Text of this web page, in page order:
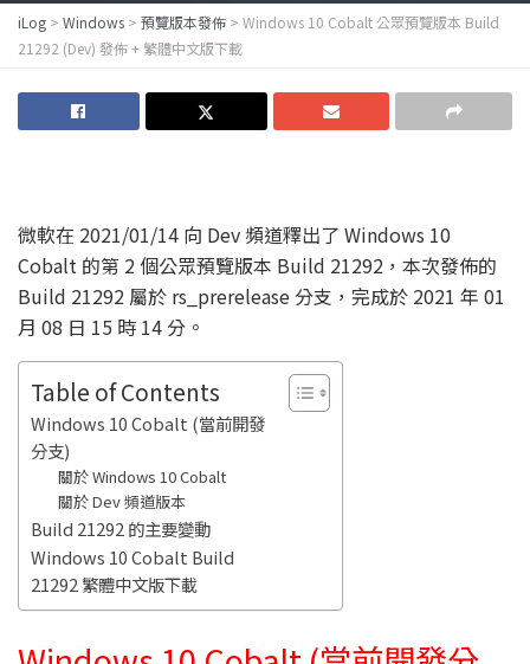
iLog > Windows > 預覽版本發佈 > Windows 10 Cobalt 公眾預覽版本 Build
21292 (Dev) 發佈 + 繁體中文版下載
微軟在 2021/01/14 向 Dev 頻道釋出了 Windows 10
Cobalt 的第 2 個公眾預覽版本 Build 21292，本次發佈的
Build 21292 屬於 rs_prerelease 分支，完成於 2021 年 01
月 08 日 15 時 14 分。
Table of Contents
Windows 10 Cobalt (當前開發
分支)
關於 Windows 10 Cobalt
關於 Dev 頻道版本
Build 21292 的主要變動
Windows 10 Cobalt Build
21292 繁體中文版下載